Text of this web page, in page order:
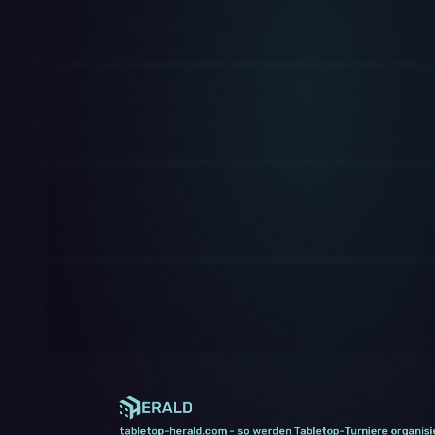
tabletop-herald.com - so werden Tabletop-Turniere